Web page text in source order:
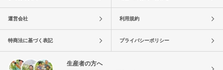
運営会社 利用規約
特商法に基づく表記 プライバシーポリシー
生産者の方へ